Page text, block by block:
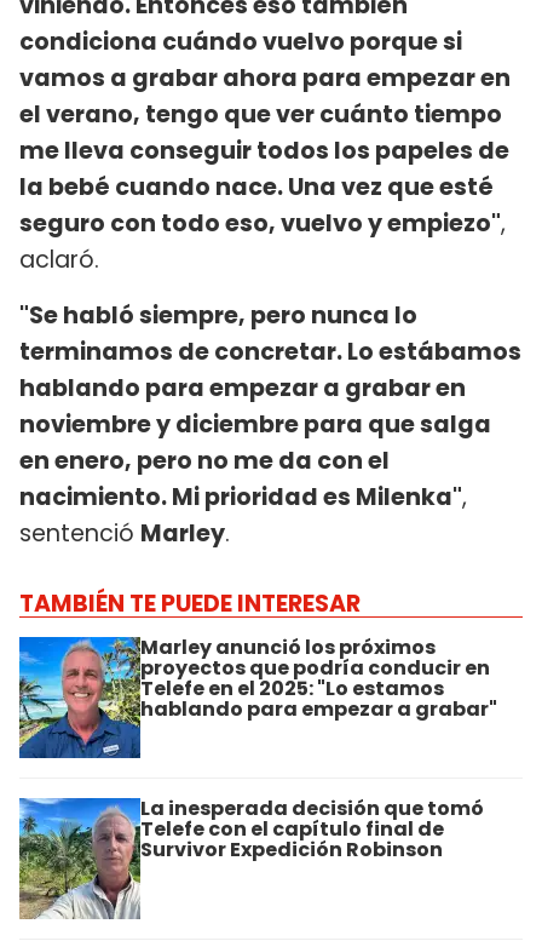
condiciona cuándo vuelvo porque si
vamos a grabar ahora para empezar en
el verano, tengo que ver cuánto tiempo
me lleva conseguir todos los papeles de
la bebé cuando nace. Una vez que esté
seguro con todo eso, vuelvo y empiezo",
aclaró.
"Se habló siempre, pero nunca lo
terminamos de concretar. Lo estábamos
hablando para empezar a grabar en
noviembre y diciembre para que salga
en enero, pero no me da con el
nacimiento. Mi prioridad es Milenka",
sentenció Marley.
TAMBIÉN TE PUEDE INTERESAR
Marley anunció los próximos
proyectos que podría conducir en
Telefe en el 2025: "Lo estamos
hablando para empezar a grabar"
La inesperada decisión que tomó
Telefe con el capítulo final de
Survivor Expedición Robinson